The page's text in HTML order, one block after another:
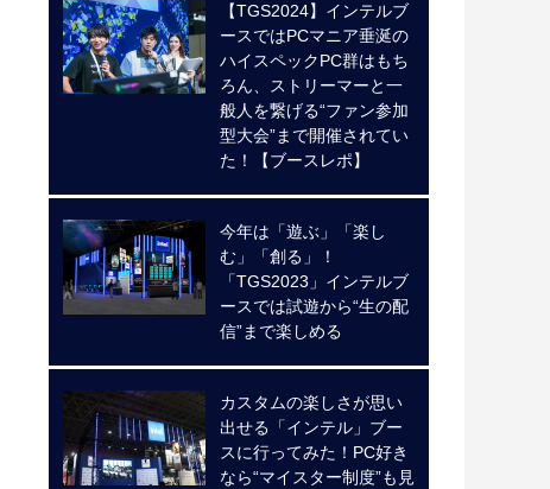
【TGS2024】インテルブ
ースではPCマニア垂涎の
ハイスペックPC群はもち
ろん、ストリーマーと一
般人を繋げる“ファン参加
型大会”まで開催されてい
た！【ブースレポ】
今年は「遊ぶ」「楽し
む」「創る」！
「TGS2023」インテルブ
ースでは試遊から“生の配
信”まで楽しめる
カスタムの楽しさが思い
出せる「インテル」ブー
スに行ってみた！PC好き
なら“マイスター制度”も見